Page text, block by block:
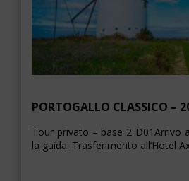
PORTOGALLO CLASSICO –
Tour privato – base 2 D01Arrivo
la guida. Trasferimento all’Hotel